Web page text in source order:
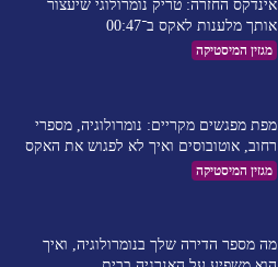
אינדקס החזרה: טריק נומרולוגי שיעצור
אותך מלענות לאקס ב־00:47
מגזין המיסטיקה
מפת מפגשים מקריים: נומרולוגיה, מספרי
רחוב, אוטובוסים ואיך לא לפגוש את האקס
מגזין המיסטיקה
מה מספר הדירה שלך בנומרולוגיה, ואיך